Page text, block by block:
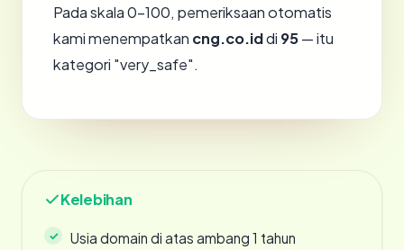
Pada skala 0-100, pemeriksaan otomatis
kami menempatkan cng.co.iddi 95— itu
kategori "very_safe".
Kelebihan
Usia domain di atas ambang 1 tahun